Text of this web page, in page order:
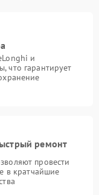
и
что гарантирует
ремонт
провести
в кратчайшие